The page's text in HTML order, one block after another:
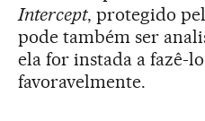
Intercept, protegido
pode também ser
ela for instada a fazê-
favoravelmente.